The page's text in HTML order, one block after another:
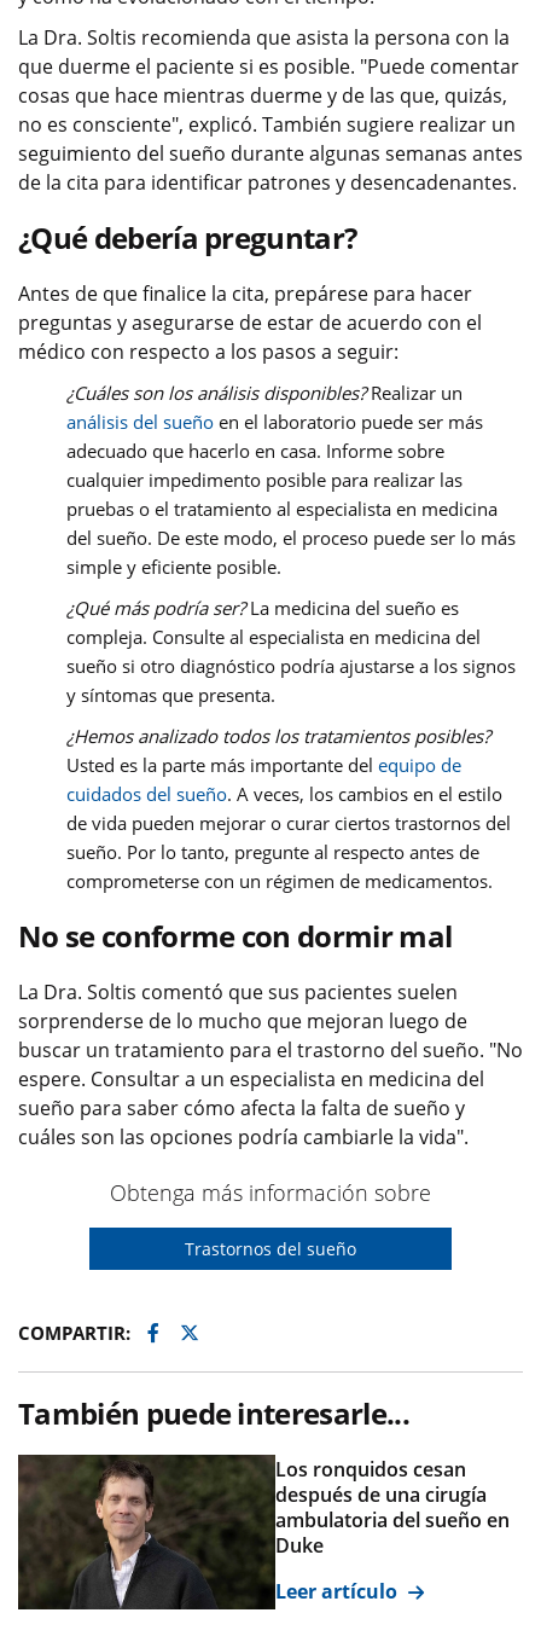
La Dra. Soltis recomienda que asista la persona con la
que duerme el paciente si es posible. "Puede comentar
cosas que hace mientras duerme y de las que, quizás,
no es consciente", explicó. También sugiere realizar un
seguimiento del sueño durante algunas semanas antes
de la cita para identificar patrones y desencadenantes.
¿Qué debería preguntar?
Antes de que finalice la cita, prepárese para hacer
preguntas y asegurarse de estar de acuerdo con el
médico con respecto a los pasos a seguir:
¿Cuáles son los análisis disponibles?Realizar un
análisis del sueño en el laboratorio puede ser más
adecuado que hacerlo en casa. Informe sobre
cualquier impedimento posible para realizar las
pruebas o el tratamiento al especialista en medicina
del sueño. De este modo, el proceso puede ser lo más
simple y eficiente posible.
¿Qué más podría ser?La medicina del sueño es
compleja. Consulte al especialista en medicina del
sueño si otro diagnóstico podría ajustarse a los signos
y síntomas que presenta.
¿Hemos analizado todos los tratamientos posibles?
Usted es la parte más importante del equipo de
cuidados del sueño. A veces, los cambios en el estilo
de vida pueden mejorar o curar ciertos trastornos del
sueño. Por lo tanto, pregunte al respecto antes de
comprometerse con un régimen de medicamentos.
No se conforme con dormir mal
La Dra. Soltis comentó que sus pacientes suelen
sorprenderse de lo mucho que mejoran luego de
buscar un tratamiento para el trastorno del sueño. "No
espere. Consultar a un especialista en medicina del
sueño para saber cómo afecta la falta de sueño y
cuáles son las opciones podría cambiarle la vida".
Obtenga más información sobre
Trastornos del sueño
COMPARTIR: Facebook
Twitter
También puede interesarle...
Los ronquidos cesan
después de una cirugía
ambulatoria del sueño en
Duke
Leer artículo